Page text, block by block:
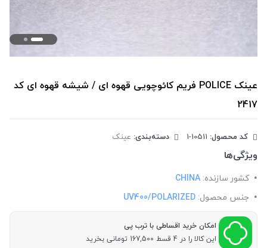
عینک POLICE فریم کائوچویی قهوه ای / شیشه قهوه ای کد
2417
کد محصول: دسته‌بندی: عینک
ویژگی‌ها
کشور سازنده: CHINA
جنس محصول: UV400/POLARIZED
امکان خرید اقساطی با ترب پی
این کالا را در 4 قسط 167,500 تومانی بخرید